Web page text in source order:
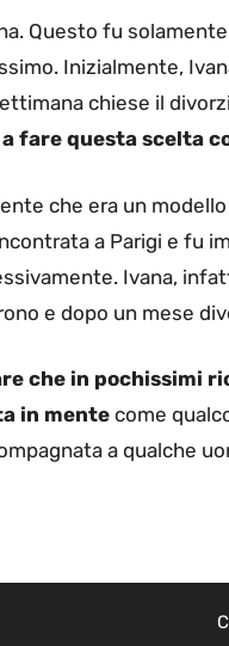
Questo fu
Inizialmente,
chiese il
fare questa scelta
che era un
a Parigi e fu
Ivana,
e dopo un mese
che in pochissimi
in mente come
a qualche